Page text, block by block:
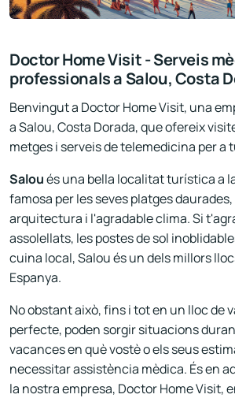
Doctor Home Visit - Serveis
professionals a Salou, Costa
Benvingut a Doctor Home Visit, una
a Salou, Costa Dorada, que ofereix
metges i serveis de telemedicina per a
Saloués una bella localitat turística a
famosa per les seves platges
arquitectura i l'agradable clima. Si
assolellats, les postes de sol
cuina local, Salou és un dels millors
Espanya.
No obstant això, fins i tot en un lloc de
perfecte, poden sorgir situacions
vacances en què vostè o els seus
necessitar assistència mèdica. És en
la nostra empresa, Doctor Home Visit,